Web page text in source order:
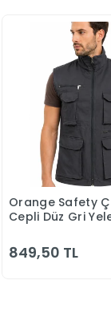
Sepete
Orange Safety
Cepli Düz Gri
849,50 TL